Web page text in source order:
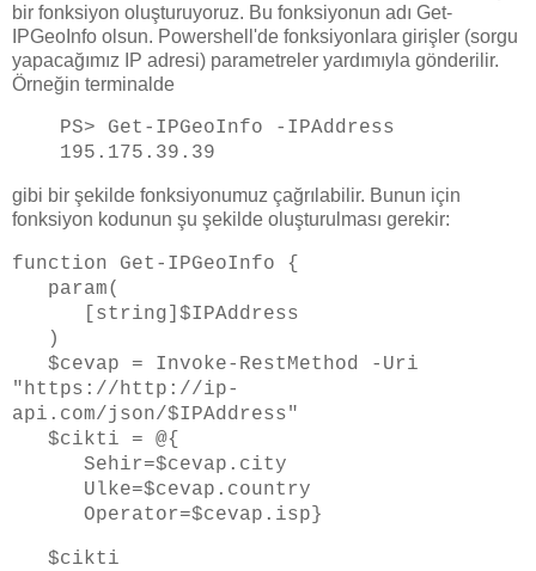
bir fonksiyon oluşturuyoruz. Bu fonksiyonun adı Get-
IPGeoInfo olsun. Powershell'de fonksiyonlara girişler (sorgu
yapacağımız IP adresi) parametreler yardımıyla gönderilir.
Örneğin terminalde
PS> Get-IPGeoInfo -IPAddress
195.175.39.39
gibi bir şekilde fonksiyonumuz çağrılabilir. Bunun için
fonksiyon kodunun şu şekilde oluşturulması gerekir:
function Get-IPGeoInfo {
param(
[string]$IPAddress
)
$cevap = Invoke-RestMethod -Uri
"https://http://ip-
api.com/json/$IPAddress"
$cikti = @{
Sehir=$cevap.city
Ulke=$cevap.country
Operator=$cevap.isp}
$cikti